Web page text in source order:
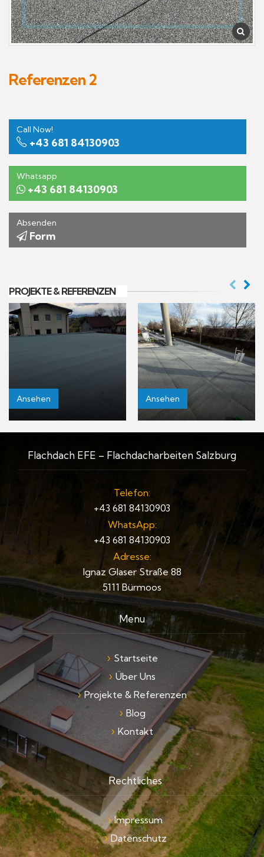
Referenzen 2
Call Now!
+43 681 84130903
Whatsapp
+43 681 84130903
Absenden
Form
PROJEKTE & REFERENZEN
Ansehen Ansehen
Flachdach EFE – Flachdacharbeiten Salzburg
Telefon:
+43 681 84130903
WhatsApp:
+43 681 84130903
Adresse:
Ignaz Glaser Straße 88
5111 Bürmoos
Menu
Startseite
Über Uns
Projekte & Referenzen
Blog
Kontakt
Rechtliches
Impressum
Datenschutz